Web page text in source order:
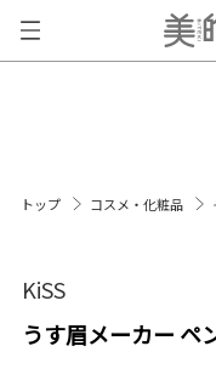
トップ コスメ・化粧品
KiSS
うす眉メーカー ペ